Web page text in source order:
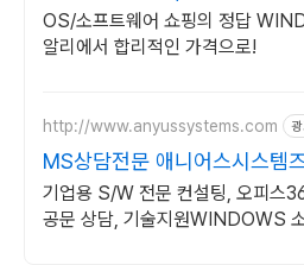
Windows 알리에서!
OS/소프트웨어 쇼핑의 정답
알리에서 합리적인 가격으로!
http://www.anyussystems.com
MS상담전문 애니어스시스템
소통하는 IT 파트너
기업용 S/W 전문 컨설팅, 오피스
공문 상담, 기술지원WINDOWS